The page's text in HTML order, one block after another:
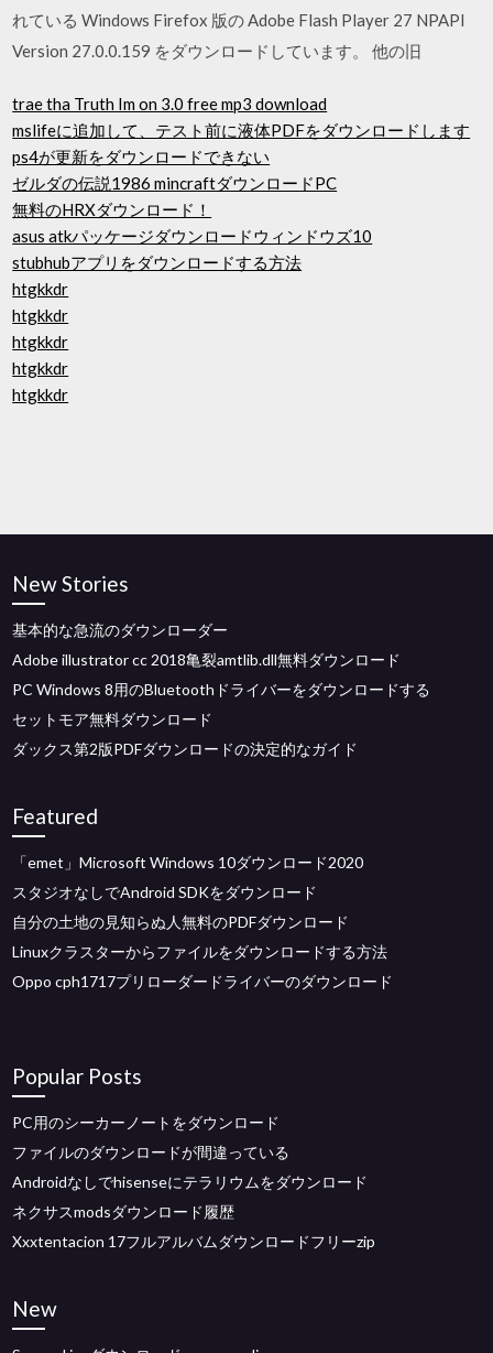
れている Windows Firefox 版の Adobe Flash Player 27 NPAPI
Version 27.0.0.159 をダウンロードしています。 他の旧
trae tha Truth Im on 3.0 free mp3 download
mslifeに追加して、テスト前に液体PDFをダウンロードします
ps4が更新をダウンロードできない
ゼルダの伝説1986 mincraftダウンロードPC
無料のHRXダウンロード！
asus atkパッケージダウンロードウィンドウズ10
stubhubアプリをダウンロードする方法
htgkkdr
htgkkdr
htgkkdr
htgkkdr
htgkkdr
New Stories
基本的な急流のダウンローダー
Adobe illustrator cc 2018亀裂amtlib.dll無料ダウンロード
PC Windows 8用のBluetoothドライバーをダウンロードする
セットモア無料ダウンロード
ダックス第2版PDFダウンロードの決定的なガイド
Featured
「emet」Microsoft Windows 10ダウンロード2020
スタジオなしでAndroid SDKをダウンロード
自分の土地の見知らぬ人無料のPDFダウンロード
Linuxクラスターからファイルをダウンロードする方法
Oppo cph1717プリローダードライバーのダウンロード
Popular Posts
PC用のシーカーノートをダウンロード
ファイルのダウンロードが間違っている
Androidなしでhisenseにテラリウムをダウンロード
ネクサスmodsダウンロード履歴
Xxxtentacion 17フルアルバムダウンロードフリーzip
New